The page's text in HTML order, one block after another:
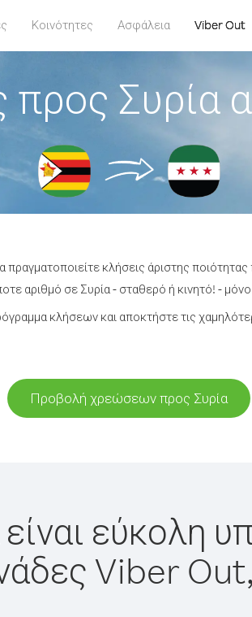
Κοινότητες Ασφάλεια Viber Out
Συρία
κλήσεις άριστης
αριθμό σε Συρία - σταθερό ή κινητό! -
κλήσεων και αποκτήστε τις
Προβολή χρεώσεων προς Συρία
εύκολη
Viber